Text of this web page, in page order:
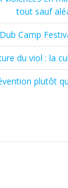
tout sauf
Camp
du viol : la
plutôt